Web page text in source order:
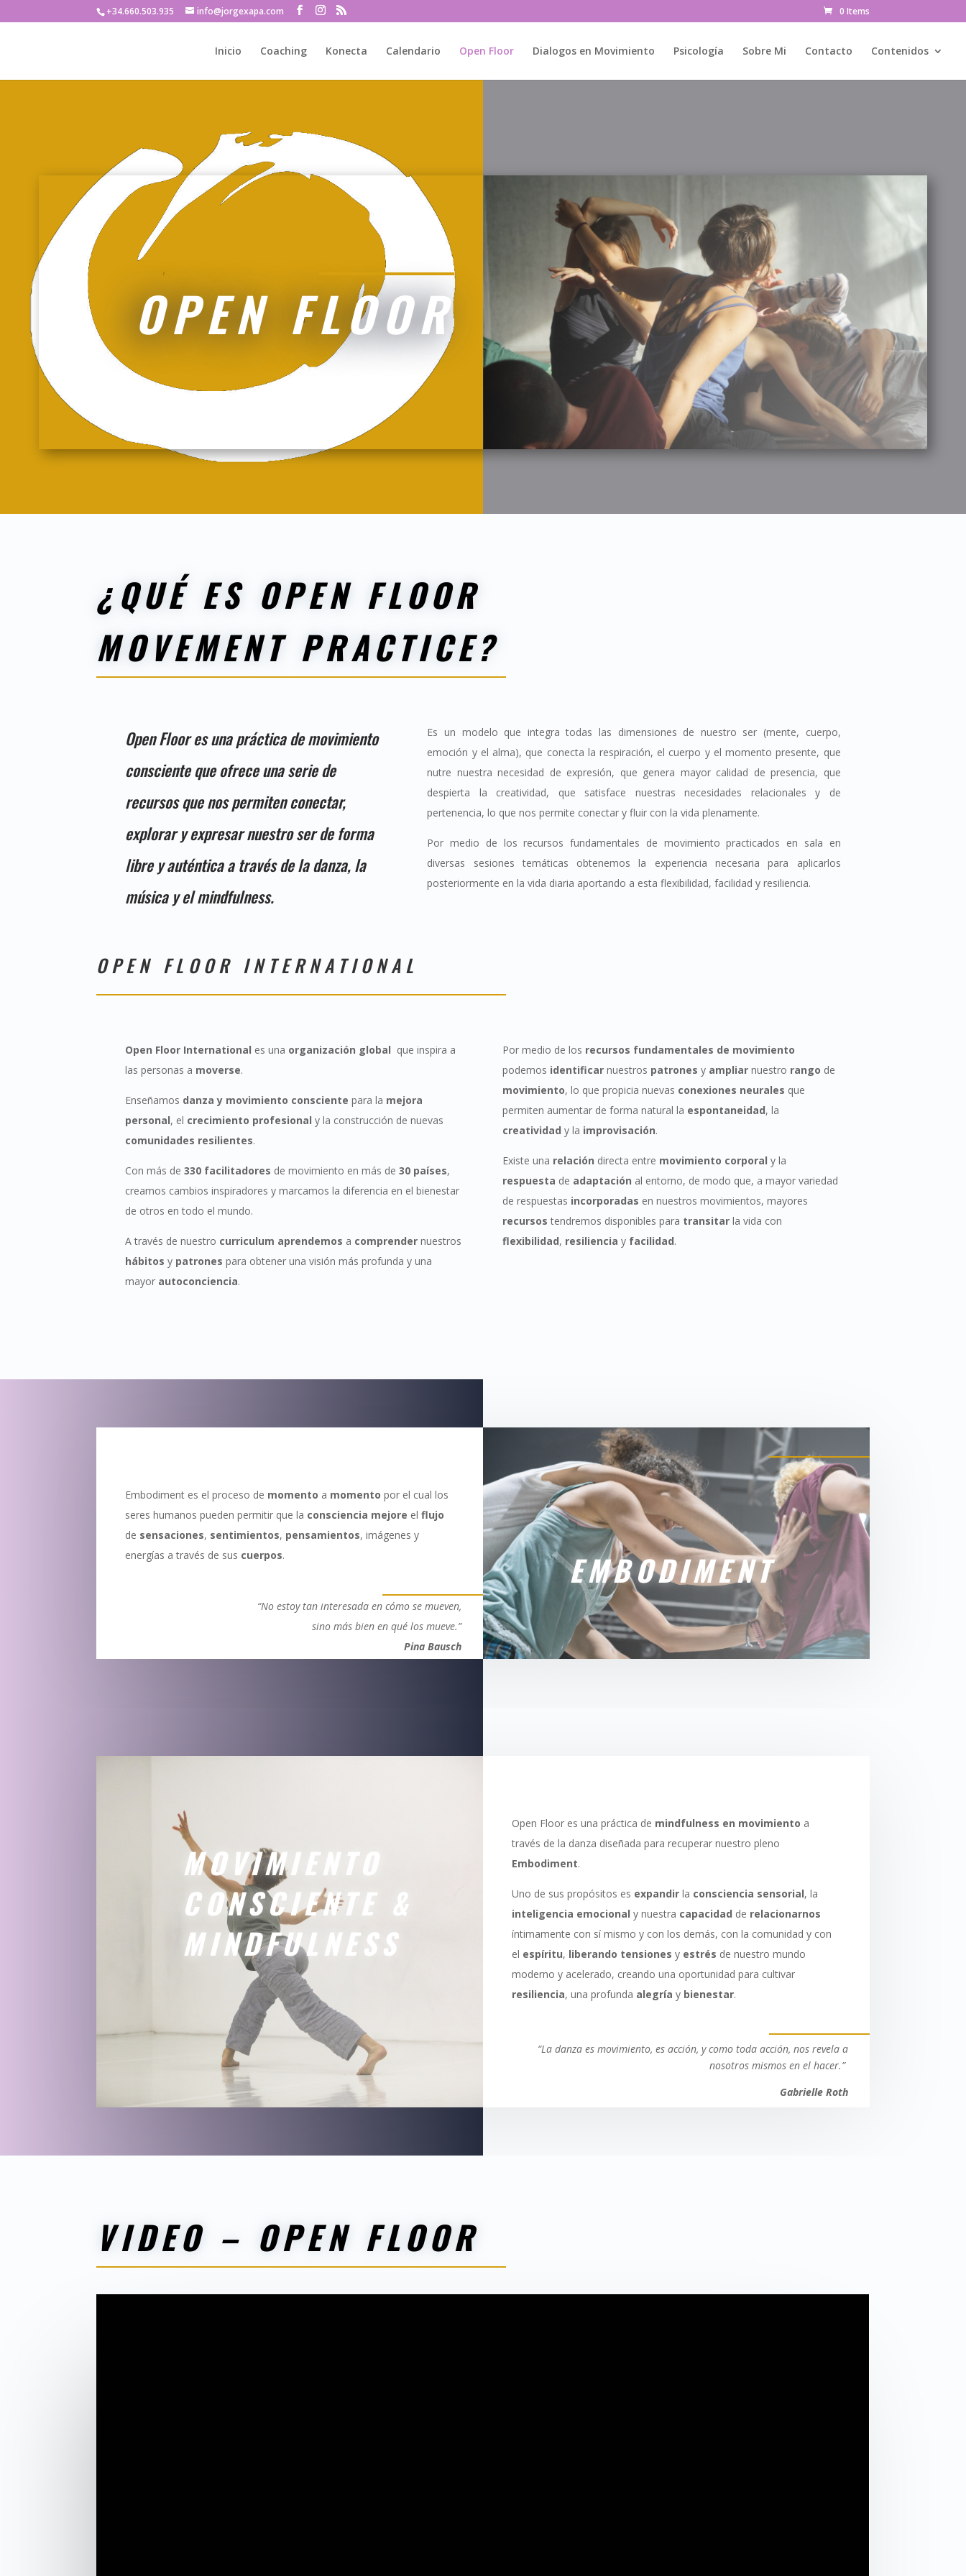
+34.660.503.935 info@jorgexapa.com 0 Items
Inicio Coaching Konecta Calendario Open Floor Dialogos en Movimiento Psicología Sobre Mi Contacto Contenidos
OPEN FLOOR
¿QUÉ ES OPEN FLOOR
MOVEMENT PRACTICE?
Open Floor es una práctica de movimiento
consciente que ofrece una serie de
recursos que nos permiten conectar,
explorar y expresar nuestro ser de forma
libre y auténtica a través de la danza, la
música y el mindfulness.
Es un modelo que integra todas las dimensiones de nuestro ser (mente, cuerpo,
emoción y el alma), que conecta la respiración, el cuerpo y el momento presente, que
nutre nuestra necesidad de expresión, que genera mayor calidad de presencia, que
despierta la creatividad, que satisface nuestras necesidades relacionales y de
pertenencia, lo que nos permite conectar y fluir con la vida plenamente.
Por medio de los recursos fundamentales de movimiento practicados en sala en
diversas sesiones temáticas obtenemos la experiencia necesaria para aplicarlos
posteriormente en la vida diaria aportando a esta flexibilidad, facilidad y resiliencia.
OPEN FLOOR INTERNATIONAL
Open Floor International es una organización global que inspira a
las personas a moverse.
Enseñamos danza y movimiento consciente para la mejora
personal, el crecimiento profesional y la construcción de nuevas
comunidades resilientes.
Con más de330 facilitadores de movimiento en más de30 países,
creamos cambios inspiradores y marcamos la diferencia en el bienestar
de otros en todo el mundo.
A través de nuestro curriculum aprendemos a comprender nuestros
hábitos y patrones para obtener una visión más profunda y una
mayor autoconciencia.
Por medio de los recursos fundamentales de movimiento
podemos identificar nuestros patrones y ampliar nuestro rango de
movimiento, lo que propicia nuevas conexiones neurales que
permiten aumentar de forma natural la espontaneidad, la
creatividad y la improvisación.
Existe una relación directa entre movimiento corporal y la
respuesta de adaptación al entorno, de modo que, a mayor variedad
de respuestas incorporadas en nuestros movimientos, mayores
recursos tendremos disponibles para transitar la vida con
flexibilidad, resiliencia y facilidad.
Embodiment es el proceso de momento a momento por el cual los
seres humanos pueden permitir que la consciencia mejore elflujo
de sensaciones, sentimientos, pensamientos, imágenes y
energías a través de sus cuerpos.
“No estoy tan interesada en cómo se mueven,
sino más bien en qué los mueve.”
Pina Bausch
EMBODIMENT
MOVIMIENTO
CONSCIENTE &
MINDFULNESS
Open Floor es una práctica de mindfulness en movimiento a
través de la danza diseñada para recuperar nuestro pleno
Embodiment.
Uno de sus propósitos es expandir la consciencia sensorial, la
inteligencia emocional y nuestra capacidad de relacionarnos
íntimamente con sí mismo y con los demás, con la comunidad y con
el espíritu, liberando tensiones y estrés de nuestro mundo
moderno y acelerado, creando una oportunidad para cultivar
resiliencia, una profunda alegría y bienestar.
“La danza es movimiento, es acción, y como toda acción, nos revela a
nosotros mismos en el hacer.”
Gabrielle Roth
VIDEO – OPEN FLOOR